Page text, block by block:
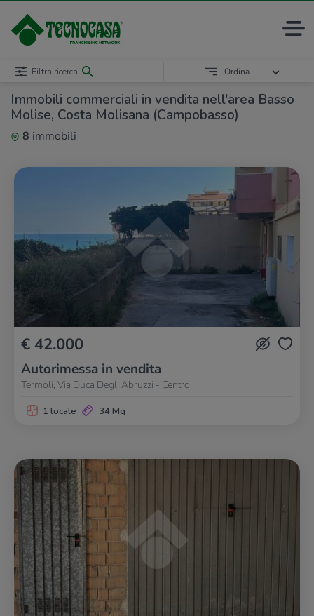
Immobili commerciali in vendita nell'area Basso
Molise, Costa Molisana (Campobasso)
8 immobili
Filtra ricerca Ordina
€ 42.000
Autorimessa in vendita
Termoli, Via Duca Degli Abruzzi - Centro
1 locale 34 Mq